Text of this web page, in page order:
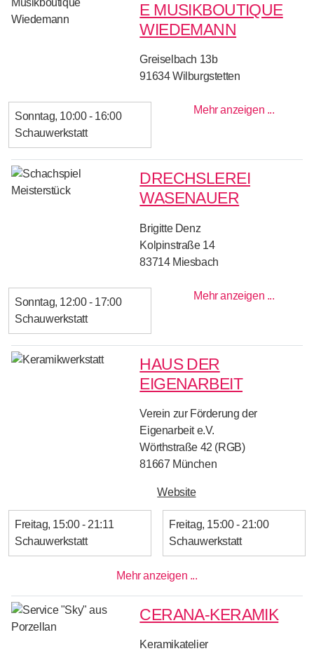
E MUSIKBOUTIQUE
WIEDEMANN
Greiselbach 13b
91634 Wilburgstetten
Sonntag 10:00 - 16:00
Schauwerkstatt
Mehr anzeigen ...
DRECHSLEREI
WASENAUER
Brigitte Denz
Kolpinstraße 14
83714 Miesbach
Sonntag 12:00 - 17:00
Schauwerkstatt
Mehr anzeigen ...
HAUS DER
EIGENARBEIT
Verein zur Förderung der
Eigenarbeit e.V.
Wörthstraße 42 (RGB)
81667 München
Website
Freitag 15:00 - 21:11
Schauwerkstatt
Freitag 15:00 - 21:00
Schauwerkstatt
Mehr anzeigen ...
CERANA-KERAMIK
Keramikatelier